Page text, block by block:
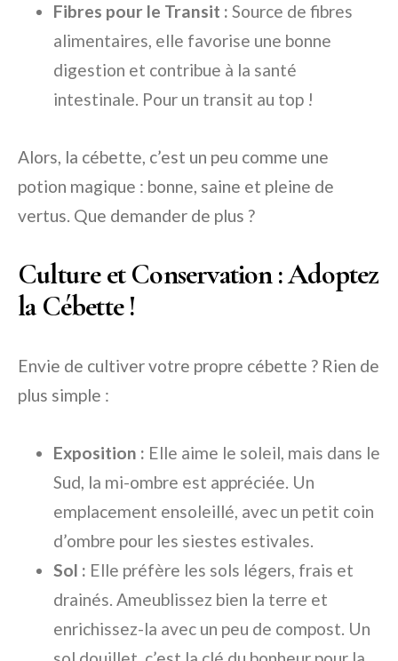
Fibres pour le Transit : Source de fibres
alimentaires, elle favorise une bonne
digestion et contribue à la santé
intestinale. Pour un transit au top !
Alors, la cébette, c’est un peu comme une
potion magique : bonne, saine et pleine de
vertus. Que demander de plus ?
Culture et Conservation : Adoptez
la Cébette !
Envie de cultiver votre propre cébette ? Rien de
plus simple :
Exposition : Elle aime le soleil, mais dans le
Sud, la mi-ombre est appréciée. Un
emplacement ensoleillé, avec un petit coin
d’ombre pour les siestes estivales.
Sol : Elle préfère les sols légers, frais et
drainés. Ameublissez bien la terre et
enrichissez-la avec un peu de compost. Un